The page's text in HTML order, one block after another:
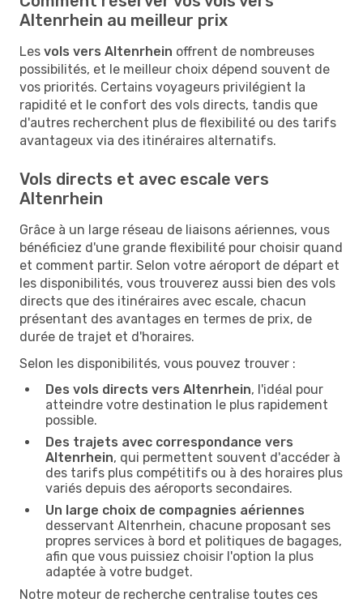
Altenrhein au meilleur prix
Les vols vers Altenrhein offrent de nombreuses
possibilités, et le meilleur choix dépend souvent de
vos priorités. Certains voyageurs privilégient la
rapidité et le confort des vols directs, tandis que
d'autres recherchent plus de flexibilité ou des tarifs
avantageux via des itinéraires alternatifs.
Vols directs et avec escale vers
Altenrhein
Grâce à un large réseau de liaisons aériennes, vous
bénéficiez d'une grande flexibilité pour choisir quand
et comment partir. Selon votre aéroport de départ et
les disponibilités, vous trouverez aussi bien des vols
directs que des itinéraires avec escale, chacun
présentant des avantages en termes de prix, de
durée de trajet et d'horaires.
Selon les disponibilités, vous pouvez trouver :
Des vols directs vers Altenrhein, l'idéal pour
atteindre votre destination le plus rapidement
possible.
Des trajets avec correspondance vers
Altenrhein, qui permettent souvent d'accéder à
des tarifs plus compétitifs ou à des horaires plus
variés depuis des aéroports secondaires.
Un large choix de compagnies aériennes
desservant Altenrhein, chacune proposant ses
propres services à bord et politiques de bagages,
afin que vous puissiez choisir l'option la plus
adaptée à votre budget.
Notre moteur de recherche centralise toutes ces